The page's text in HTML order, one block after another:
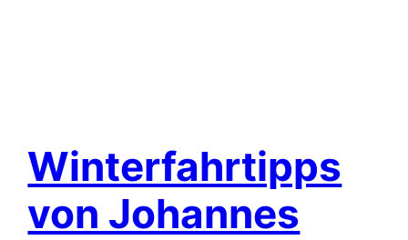
Winterfahrtipps
von Johannes